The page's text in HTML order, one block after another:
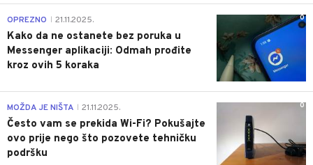
0
OPREZNO 21.11.2025.
Kako da ne ostanete bez poruka u
Messenger aplikaciji: Odmah prođite
kroz ovih 5 koraka
0
MOŽDA JE NIŠTA 21.11.2025.
Često vam se prekida Wi-Fi? Pokušajte
ovo prije nego što pozovete tehničku
podršku